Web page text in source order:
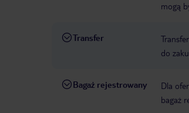
mogą
Transfer
do
Bagaż rejestrowany
Dla
bagaż